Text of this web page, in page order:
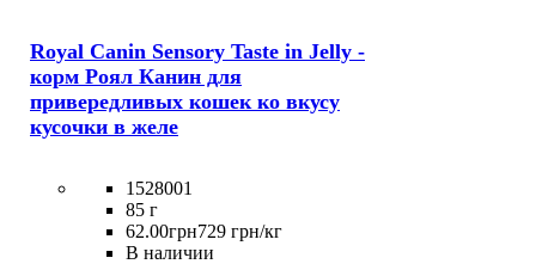
Royal Canin Sensory Taste in Jelly -
корм Роял Канин для
привередливых кошек ко вкусу
кусочки в желе
1528001
85 г
62.00грн729 грн/кг
В наличии